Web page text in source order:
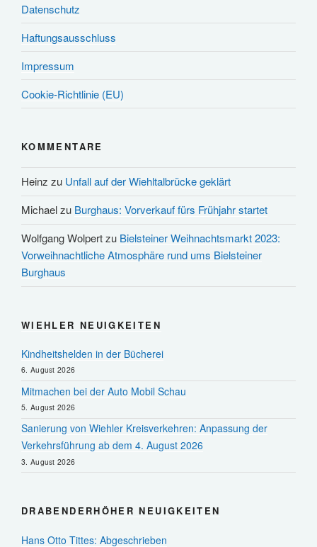
Datenschutz
Haftungsausschluss
Impressum
Cookie-Richtlinie (EU)
KOMMENTARE
Heinz zu Unfall auf der Wiehltalbrücke geklärt
Michaelzu Burghaus: Vorverkauf fürs Frühjahr startet
Wolfgang Wolpertzu Bielsteiner Weihnachtsmarkt 2023:
Vorweihnachtliche Atmosphäre rund ums Bielsteiner
Burghaus
WIEHLER NEUIGKEITEN
Kindheitshelden in der Bücherei
6. August 2026
Mitmachen bei der Auto Mobil Schau
5. August 2026
Sanierung von Wiehler Kreisverkehren: Anpassung der
Verkehrsführung ab dem 4. August 2026
3. August 2026
DRABENDERHÖHER NEUIGKEITEN
Hans Otto Tittes: Abgeschrieben